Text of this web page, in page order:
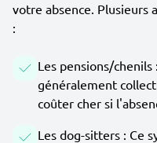
votre absence. Plusieurs
:
Les pensions/
généralement
coûter cher si
Les dog-sitters : Ce